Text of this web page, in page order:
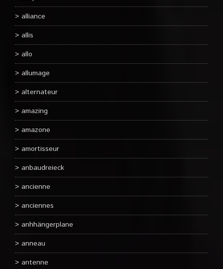
alliance
allis
allo
allumage
alternateur
amazing
amazone
amortisseur
anbaudreieck
ancienne
anciennes
anhhängerplane
anneau
antenne